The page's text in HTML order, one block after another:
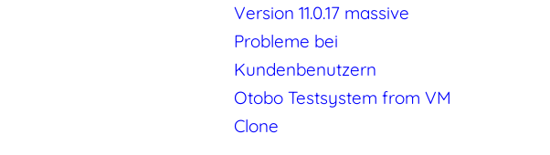
Version 11.0.17 massive
Probleme bei
Kundenbenutzern
Otobo Testsystem from VM
Clone